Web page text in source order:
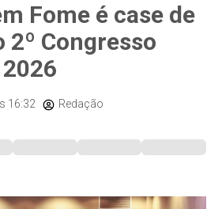
Fome é case de
2º Congresso
16:32 Redação